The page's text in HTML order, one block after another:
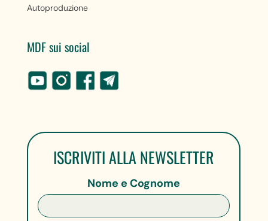
Autoproduzione
MDF sui social
ISCRIVITI ALLA NEWSLETTER
Nome e Cognome